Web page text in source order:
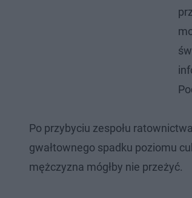
Po przybyciu zespołu
gwałtownego spadku poziomu
mężczyzna mógłby nie przeżyć.